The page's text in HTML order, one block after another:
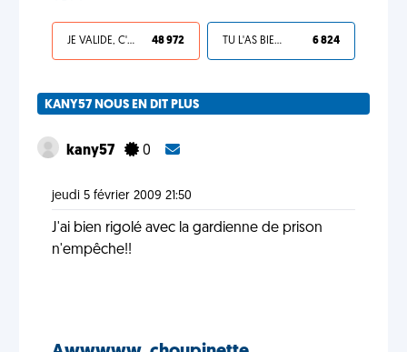
JE VALIDE, C'EST UNE VDM 48 972 TU L'AS BIEN MÉRITÉ 6 824
KANY57 NOUS EN DIT PLUS
kany57 0
jeudi 5 février 2009 21:50
J'ai bien rigolé avec la gardienne de prison
n'empêche!!